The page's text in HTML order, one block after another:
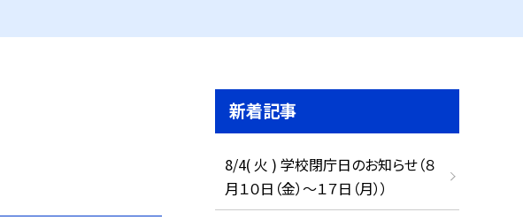
新着記事
8/4( 火 ) 学校閉庁日のお知らせ（８
月１０日（金）～１７日（月））